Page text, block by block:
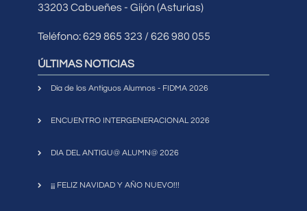
33203 Cabueñes - Gijón (Asturias)
Teléfono: 629 865 323 / 626 980 055
ÚLTIMAS NOTICIAS
Día de los Antiguos Alumnos - FIDMA 2026
ENCUENTRO INTERGENERACIONAL 2026
DIA DEL ANTIGU@ ALUMN@ 2026
¡¡¡ FELIZ NAVIDAD Y AÑO NUEVO!!!